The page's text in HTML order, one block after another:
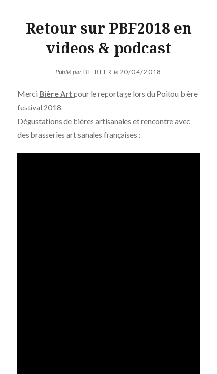
Retour sur PBF2018 en
videos & podcast
Publié parBE-BEER le 20/04/2018
Merci Bière Art pour le reportage lors du Poitou bière
festival 2018.
Dégustations de bières artisanales et rencontre avec
des brasseries artisanales françaises :